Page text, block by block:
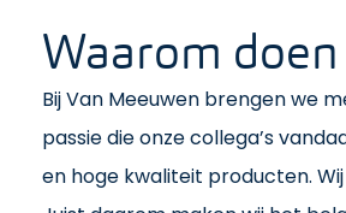
Waarom
Bij Van Meeuwen brengen we
passie die onze collega’s
en hoge kwaliteit producten.